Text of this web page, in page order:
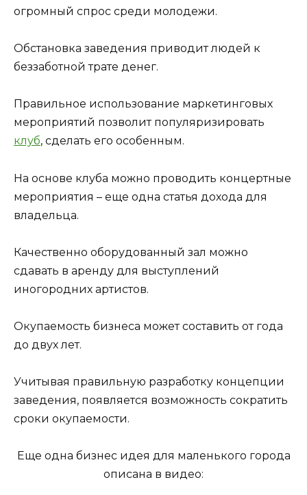
огромный спрос среди молодежи.
Обстановка заведения приводит людей к
беззаботной трате денег.
Правильное использование маркетинговых
мероприятий позволит популяризировать
клуб, сделать его особенным.
На основе клуба можно проводить концертные
мероприятия – еще одна статья дохода для
владельца.
Качественно оборудованный зал можно
сдавать в аренду для выступлений
иногородних артистов.
Окупаемость бизнеса может составить от года
до двух лет.
Учитывая правильную разработку концепции
заведения, появляется возможность сократить
сроки окупаемости.
Еще одна бизнес идея для маленького города
описана в видео: